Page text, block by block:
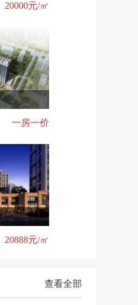
20000元/㎡
一房一价
20888元/㎡
查看全部